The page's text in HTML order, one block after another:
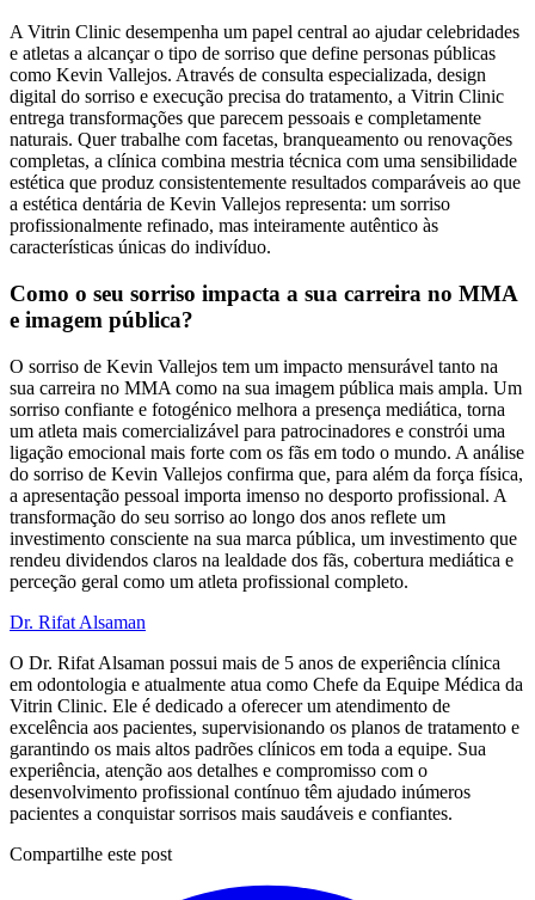
A Vitrin Clinic desempenha um papel central ao ajudar celebridades
e atletas a alcançar o tipo de sorriso que define personas públicas
como Kevin Vallejos. Através de consulta especializada, design
digital do sorriso e execução precisa do tratamento, a Vitrin Clinic
entrega transformações que parecem pessoais e completamente
naturais. Quer trabalhe com facetas, branqueamento ou renovações
completas, a clínica combina mestria técnica com uma sensibilidade
estética que produz consistentemente resultados comparáveis ao que
a estética dentária de Kevin Vallejos representa: um sorriso
profissionalmente refinado, mas inteiramente autêntico às
características únicas do indivíduo.
Como o seu sorriso impacta a sua carreira no MMA
e imagem pública?
O sorriso de Kevin Vallejos tem um impacto mensurável tanto na
sua carreira no MMA como na sua imagem pública mais ampla. Um
sorriso confiante e fotogénico melhora a presença mediática, torna
um atleta mais comercializável para patrocinadores e constrói uma
ligação emocional mais forte com os fãs em todo o mundo. A análise
do sorriso de Kevin Vallejos confirma que, para além da força física,
a apresentação pessoal importa imenso no desporto profissional. A
transformação do seu sorriso ao longo dos anos reflete um
investimento consciente na sua marca pública, um investimento que
rendeu dividendos claros na lealdade dos fãs, cobertura mediática e
perceção geral como um atleta profissional completo.
Dr. Rifat Alsaman
O Dr. Rifat Alsaman possui mais de 5 anos de experiência clínica
em odontologia e atualmente atua como Chefe da Equipe Médica da
Vitrin Clinic. Ele é dedicado a oferecer um atendimento de
excelência aos pacientes, supervisionando os planos de tratamento e
garantindo os mais altos padrões clínicos em toda a equipe. Sua
experiência, atenção aos detalhes e compromisso com o
desenvolvimento profissional contínuo têm ajudado inúmeros
pacientes a conquistar sorrisos mais saudáveis e confiantes.
Compartilhe este post